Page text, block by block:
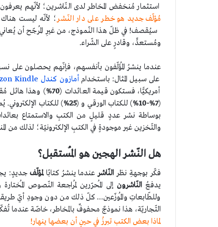
استثمار مُنخفض المخاطر لدى النّاشرين؛ لأنّهم يعرفون
مُؤلّف جديد هو خطر على دار النّشر؛ لأنّه ليست هناك
سيُقصف! في ظلّ هذا النّموذج، من غيرِ المُرجّح أن
ومُستعدٍّ، وقادرٍ على الشّراء.
عندما ينشرُ المُؤلّفون بأنفسهم، فإنّهم يحصلون على
على سبيل المثال: باستخدام أمازون كندل Amazon Kindle
أمريكيًّا، فستكون قيمة العائدات (70% ) وهذا هائل
(
7%-10% ) للكتاب الورقي و (25% ) للكتاب الإلكتروني.
بوساطة نشر عددٍ قليلٍ من الكتبِ والاستمتاع
والتّخزين غير موجودةٍ في الكتبِ الإلكترونيّة؛ لذلك من
هل النّشر الهجين هو المُستقبل؟
فكّر بوجهةِ نظر النّاشر عندما ينشرُ كتابًالمؤلّف جديدٍ:
يدفعُ النّاشرون إلى المُحرّرين لمُراجعة النّصوص
وللطّابعاتِ والمُوزّعين… كلّ ذلك من دون وجودِ أيّ
التّجاريّة، هذا نموذجٌ محفوفٌ بالمخاطر، خاصّة عندما
لماذا بعض الكتب تبرزُ في حينٍ أن بعضها ينهار!